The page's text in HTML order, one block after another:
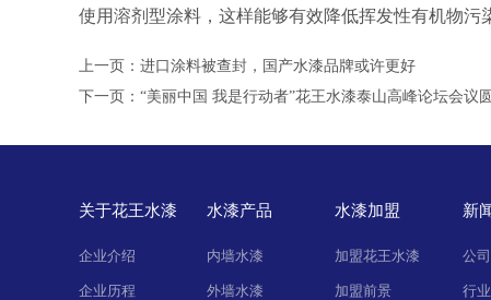
使用溶剂型涂料，这样能够有效降低挥发性有机物污
上一页： 进口涂料被查封，国产水漆品牌或许更好
下一页： “美丽中国 我是行动者”花王水漆泰山高峰论坛会议
关于花王水漆
企业介绍
企业历程
水漆产品
内墙水漆
外墙水漆
水漆加盟
加盟花王水漆
加盟前景
新
公
行